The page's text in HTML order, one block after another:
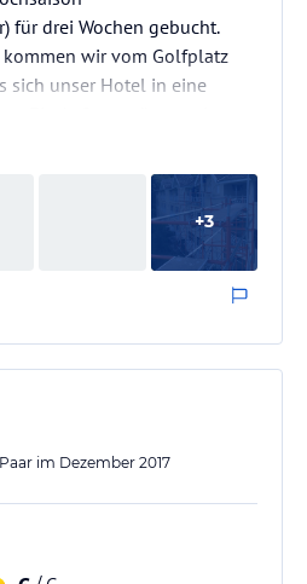
für drei Wochen gebucht.
kommen wir vom Golfplatz
sich unser Hotel in eine
des Managements auf
+3
im Dezember 2017